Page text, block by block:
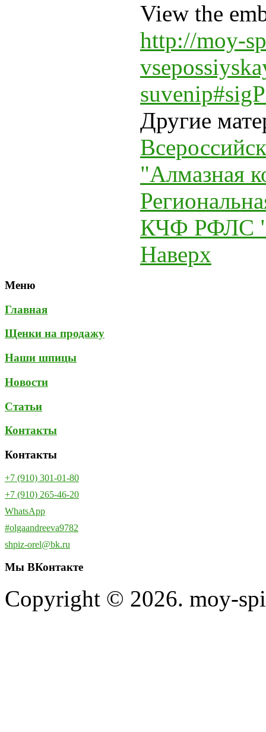
View the
http://moy-
Другие
"Алмазная
КЧФ РФЛС
Наверх
Меню
Главная
Щенки на продажу
Наши шпицы
Новости
Статьи
Контакты
Контакты
+7 (910) 301-01-80
+7 (910) 265-46-20
WhatsApp
#olgaandreeva9782
shpiz-orel@bk.ru
Мы ВКонтакте
Copyright © 2026. moy-